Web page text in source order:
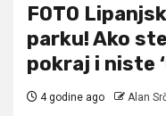
FOTO
parku! Ako
pokraj i niste
4 godine ago Alan